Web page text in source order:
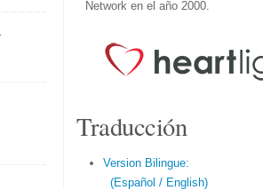
Network en el año 2000.
Traducción
Version Bilingue:
(Español / English)